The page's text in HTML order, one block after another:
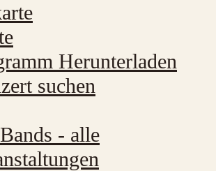
Herunterladen
suchen
- alle